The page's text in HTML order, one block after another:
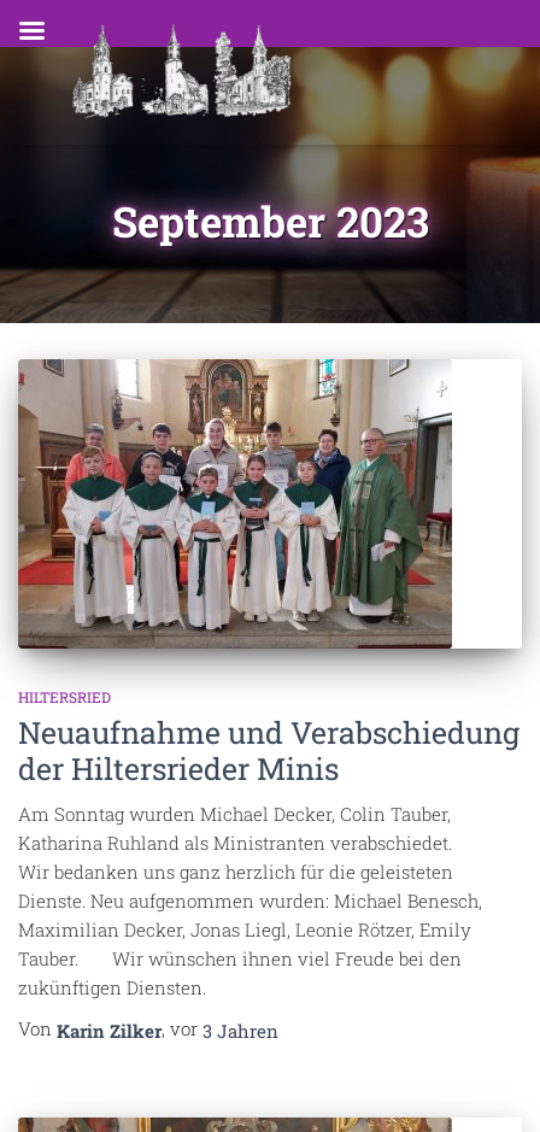
September 2023
HILTERSRIED
Neuaufnahme und Verabschiedung
der Hiltersrieder Minis
Am Sonntag wurden Michael Decker, Colin Tauber,
Katharina Ruhland als Ministranten verabschiedet.
Wir bedanken uns ganz herzlich für die geleisteten
Dienste. Neu aufgenommen wurden: Michael Benesch,
Maximilian Decker, Jonas Liegl, Leonie Rötzer, Emily
Tauber. Wir wünschen ihnen viel Freude bei den
zukünftigen Diensten.
Von Karin Zilker, vor 3 Jahren